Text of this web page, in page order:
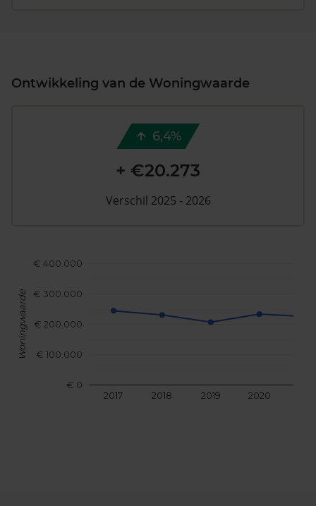
Ontwikkeling van de Woningwaarde
2017 2018 2019 2020
€ 0
€ 100.000
€ 200.000
€ 300.000
€ 400.000
Woningwaarde
6,4%
+ €20.273
Verschil 2025 - 2026